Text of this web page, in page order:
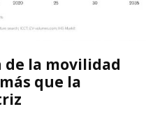
la movilidad
que la